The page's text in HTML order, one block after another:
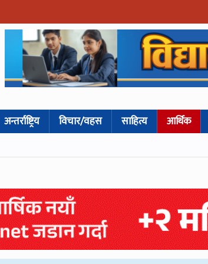
अन्तर्राष्ट्रिय विचार/वहस साहित्य आर्थिक